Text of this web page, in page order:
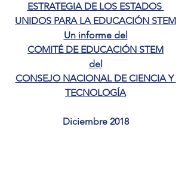
ESTRATEGIA DE LOS ESTADOS
UNIDOS PARA LA EDUCACIÓN STEM
Un informe del
COMITÉ DE EDUCACIÓN STEM
del
CONSEJO NACIONAL DE CIENCIA Y
TECNOLOGÍA
Diciembre 2018